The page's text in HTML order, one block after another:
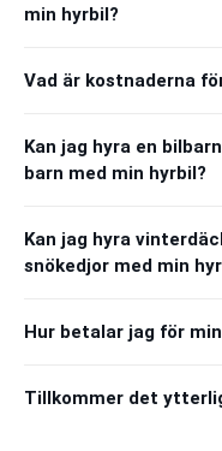
min hyrbil?
Vad är kostnaderna
Kan jag hyra en
barn med min hyrbil?
Kan jag hyra
snökedjor med min
Hur betalar jag för
Tillkommer det